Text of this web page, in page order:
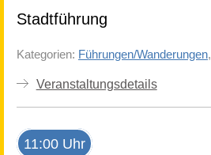
Stadtführung
Kategorien: Führungen/Wanderungen,
Veranstaltungsdetails
11:00 Uhr